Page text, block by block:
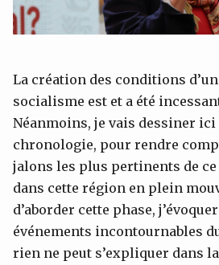
La création des conditions
socialisme est et a été
Néanmoins, je vais dessiner ici
chronologie, pour rendre
jalons les plus pertinents de ce
dans cette région en plein
d’aborder cette phase,
événements incontournables
rien ne peut s’expliquer dans